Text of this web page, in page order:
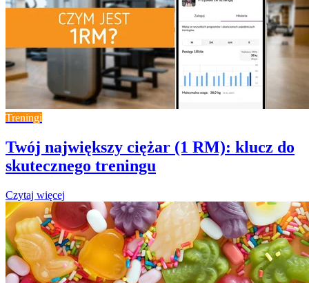
Treningi
Twój największy ciężar (1 RM): klucz do
skutecznego treningu
Czytaj więcej